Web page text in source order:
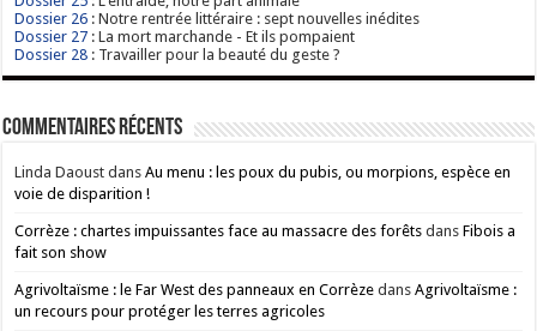
Dossier 26 : Notre rentrée littéraire : sept nouvelles inédites
Dossier 27 : La mort marchande - Et ils pompaient
Dossier 28 : Travailler pour la beauté du geste ?
Commentaires récents
Linda Daoust dansAu menu : les poux du pubis, ou morpions, espèce en
voie de disparition !
Corrèze : chartes impuissantes face au massacre des forêts dansFibois a
fait son show
Agrivoltaïsme : le Far West des panneaux en Corrèze dansAgrivoltaïsme :
un recours pour protéger les terres agricoles